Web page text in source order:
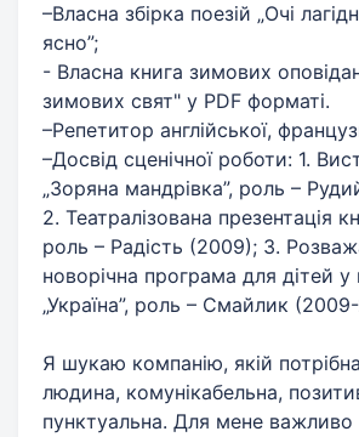
–Власна збірка поезій „Очі
ясно”;
- Власна книга зимових
зимових свят" у PDF форматі.
–Репетитор англійської,
–Досвід сценічної роботи: 1.
„Зоряна мандрівка”, роль –
2. Театралізована презентація
роль – Радість (2009); 3.
новорічна програма для дітей у
„Україна”, роль – Смайлик
Я шукаю компанію, якій
людина, комунікабельна,
пунктуальна. Для мене